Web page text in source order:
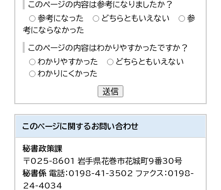
このページの内容は参考になりましたか？
参考になった
どちらともいえない
参
考にならなかった
このページの内容はわかりやすかったですか？
わかりやすかった
どちらともいえない
わかりにくかった
送信
このページに関するお問い合わせ
秘書政策課
〒025-8601 岩手県花巻市花城町9番30号
秘書係電話：0198-41-3502 ファクス：0198-
24-4034